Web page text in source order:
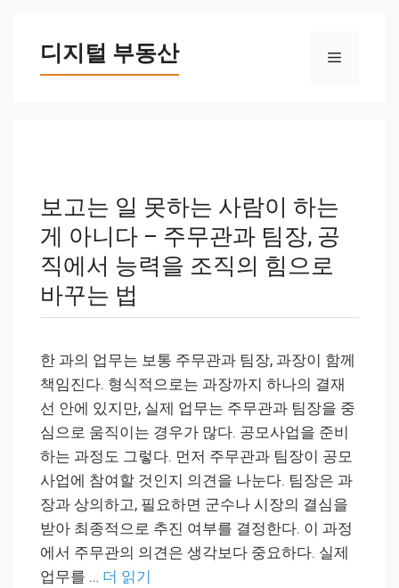
디지털 부동산 메
보고는 일 못하는 사람이 하는
게 아니다 – 주무관과 팀장, 공
직에서 능력을 조직의 힘으로
바꾸는 법
한 과의 업무는 보통 주무관과 팀장, 과장이 함께
책임진다. 형식적으로는 과장까지 하나의 결재
선 안에 있지만, 실제 업무는 주무관과 팀장을 중
심으로 움직이는 경우가 많다. 공모사업을 준비
하는 과정도 그렇다. 먼저 주무관과 팀장이 공모
사업에 참여할 것인지 의견을 나눈다. 팀장은 과
장과 상의하고, 필요하면 군수나 시장의 결심을
받아 최종적으로 추진 여부를 결정한다. 이 과정
에서 주무관의 의견은 생각보다 중요하다. 실제
업무를 … 더 읽기